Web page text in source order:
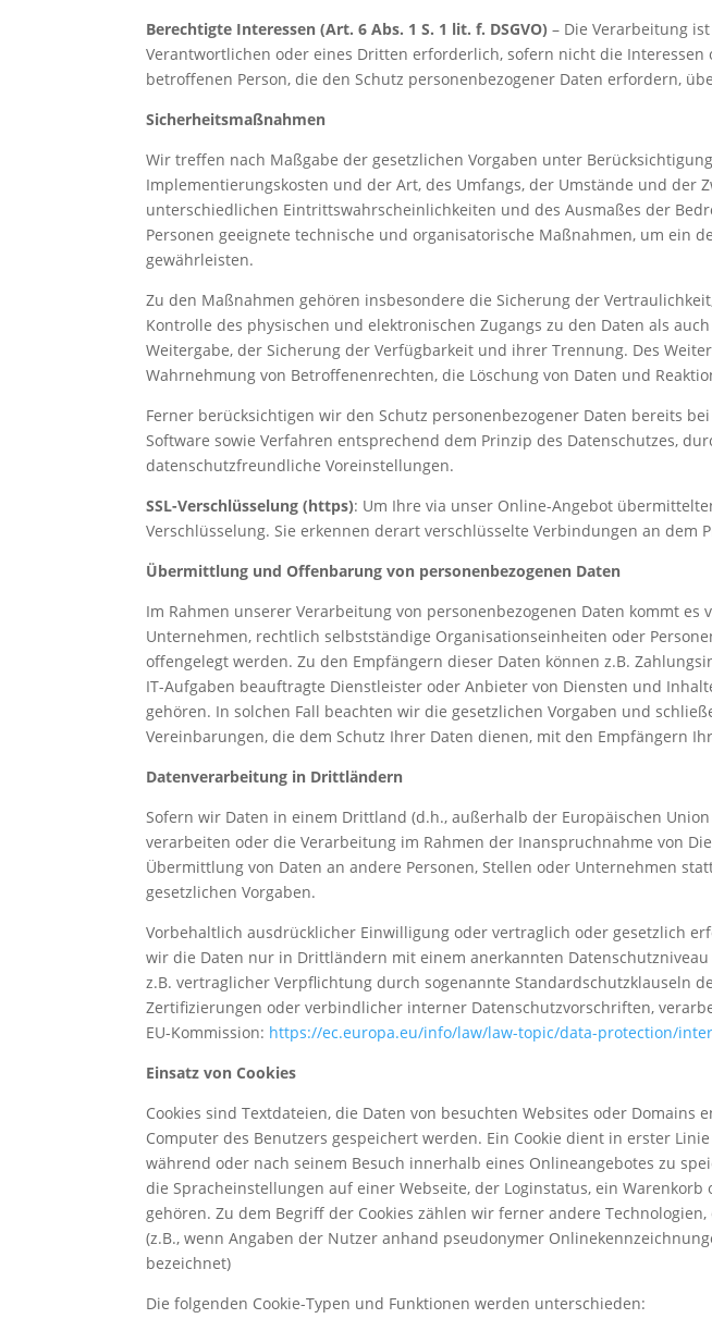
Berechtigte Interessen (Art. 6 Abs. 1 S. 1 lit. f. DSGVO) – Die Verarbeitung
Verantwortlichen oder eines Dritten erforderlich, sofern nicht die
betroffenen Person, die den Schutz personenbezogener Daten erfordern,
Sicherheitsmaßnahmen
Wir treffen nach Maßgabe der gesetzlichen Vorgaben unter
Implementierungskosten und der Art, des Umfangs, der Umstände und der
unterschiedlichen Eintrittswahrscheinlichkeiten und des Ausmaßes der
Personen geeignete technische und organisatorische Maßnahmen, um ein
gewährleisten.
Zu den Maßnahmen gehören insbesondere die Sicherung der
Kontrolle des physischen und elektronischen Zugangs zu den Daten als
Weitergabe, der Sicherung der Verfügbarkeit und ihrer Trennung. Des
Wahrnehmung von Betroffenenrechten, die Löschung von Daten und
Ferner berücksichtigen wir den Schutz personenbezogener Daten bereits
Software sowie Verfahren entsprechend dem Prinzip des Datenschutzes,
datenschutzfreundliche Voreinstellungen.
SSL-Verschlüsselung (https): Um Ihre via unser Online-Angebot
Verschlüsselung. Sie erkennen derart verschlüsselte Verbindungen an dem
Übermittlung und Offenbarung von personenbezogenen Daten
Im Rahmen unserer Verarbeitung von personenbezogenen Daten kommt es
Unternehmen, rechtlich selbstständige Organisationseinheiten oder
offengelegt werden. Zu den Empfängern dieser Daten können z.B.
IT-Aufgaben beauftragte Dienstleister oder Anbieter von Diensten und
gehören. In solchen Fall beachten wir die gesetzlichen Vorgaben und
Vereinbarungen, die dem Schutz Ihrer Daten dienen, mit den Empfängern
Datenverarbeitung in Drittländern
Sofern wir Daten in einem Drittland (d.h., außerhalb der Europäischen Union
verarbeiten oder die Verarbeitung im Rahmen der Inanspruchnahme von
Übermittlung von Daten an andere Personen, Stellen oder Unternehmen
gesetzlichen Vorgaben.
Vorbehaltlich ausdrücklicher Einwilligung oder vertraglich oder gesetzlich
wir die Daten nur in Drittländern mit einem anerkannten
z.B. vertraglicher Verpflichtung durch sogenannte Standardschutzklauseln
Zertifizierungen oder verbindlicher interner Datenschutzvorschriften,
EU-Kommission: https://ec.europa.eu/info/law/law-topic/data-protection/
Einsatz von Cookies
Cookies sind Textdateien, die Daten von besuchten Websites oder Domains
Computer des Benutzers gespeichert werden. Ein Cookie dient in erster
während oder nach seinem Besuch innerhalb eines Onlineangebotes zu
die Spracheinstellungen auf einer Webseite, der Loginstatus, ein
gehören. Zu dem Begriff der Cookies zählen wir ferner andere
(z.B., wenn Angaben der Nutzer anhand pseudonymer
bezeichnet)
Die folgenden Cookie-Typen und Funktionen werden unterschieden: